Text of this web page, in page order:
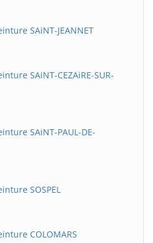
SAiNT-JEANNET
SAiNT-CEZAiRE-SUR-
SAiNT-PAUL-DE-
SOSPEL
COLOMARS